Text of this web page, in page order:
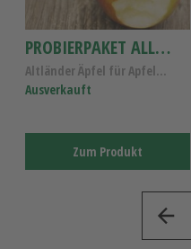
PROBIERPAKET ALLERGIKER-ÄPFEL 4 SORTEN
Altländer Äpfel für Apfelallergiker, Probierpaket ...
Ausverkauft
Zum Produkt